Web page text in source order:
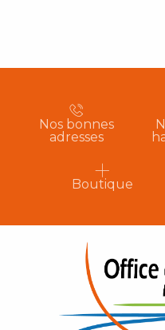
Nos bonnes
adresses
Boutique